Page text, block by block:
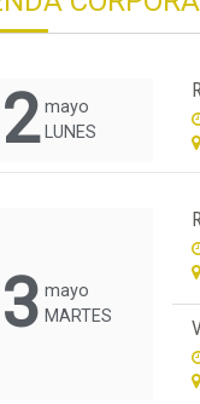
mayo
LUNES
mayo
MARTES